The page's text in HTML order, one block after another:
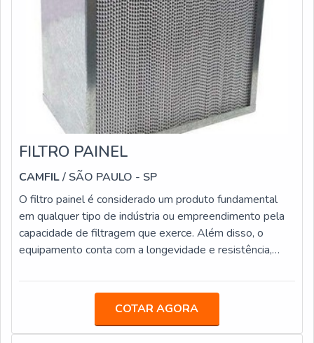
FILTRO PAINEL
CAMFIL/ SÃO PAULO - SP
O filtro painel é considerado um produto fundamental
em qualquer tipo de indústria ou empreendimento pela
capacidade de filtragem que exerce. Além disso, o
equipamento conta com a longevidade e resistência,
filtração para uso em máquinas industriais de corte a
PRODUTOEste tipo de produto contar com diversas
vantagens, sendo uma delas está no fato dele poder ser
COTAR AGORA